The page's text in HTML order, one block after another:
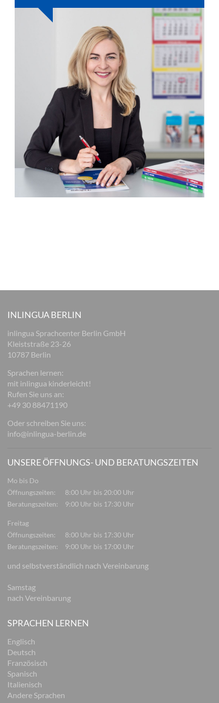
INLINGUA BERLIN
inlingua Sprachcenter Berlin GmbH
Kleiststraße 23-26
10787 Berlin
Sprachen lernen:
mit inlingua kinderleicht!
Rufen Sie uns an:
+49 30 88471190
Oder schreiben Sie uns:
info@inlingua-berlin.de
UNSERE ÖFFNUNGS- UND BERATUNGSZEITEN
Mo bis Do
Öffnungszeiten:
8:00 Uhr bis 20:00 Uhr
Beratungszeiten:
9:00 Uhr bis 17:30 Uhr
Freitag
Öffnungszeiten:
8:00 Uhr bis 17:30 Uhr
Beratungszeiten:
9:00 Uhr bis 17:00 Uhr
und selbstverständlich nach Vereinbarung
Samstag
nach Vereinbarung
SPRACHEN LERNEN
Englisch
Deutsch
Französisch
Spanisch
Italienisch
Andere Sprachen